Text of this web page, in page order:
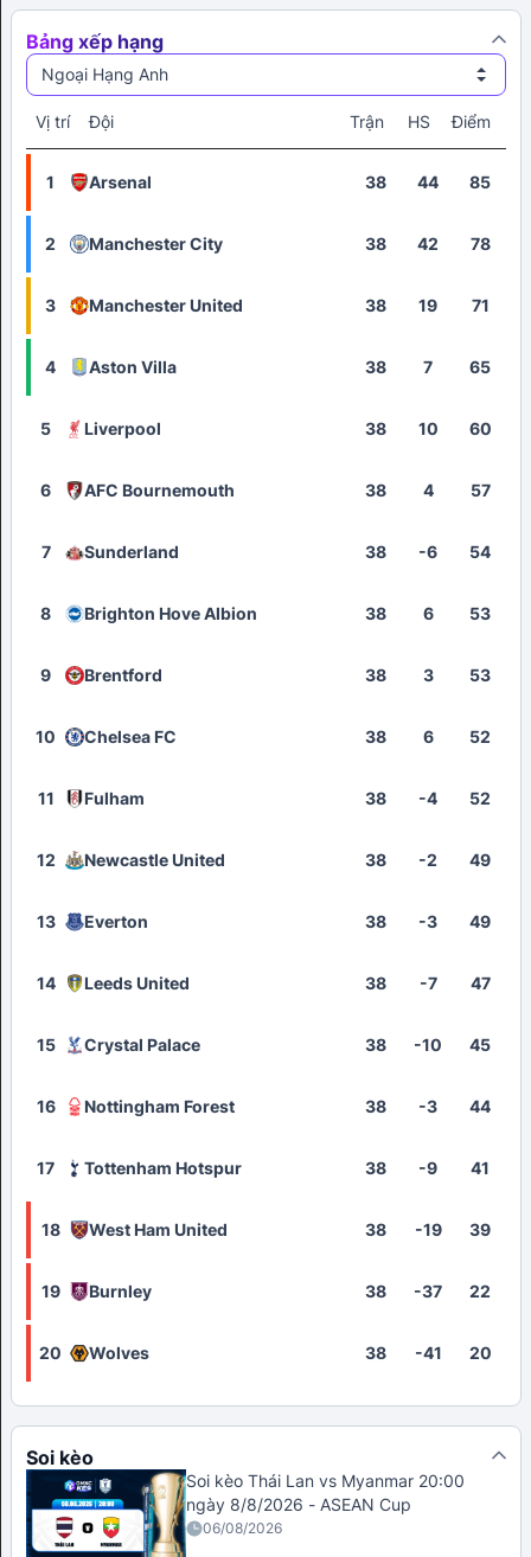
Bảng xếp hạng
Ngoại Hạng Anh
Vị trí Đội Trận HS Điểm
1 Arsenal 38 44 85
2 Manchester City 38 42 78
3 Manchester United 38 19 71
4 Aston Villa 38 7 65
5 Liverpool 38 10 60
6 AFC Bournemouth 38 4 57
7 Sunderland 38 -6 54
8 Brighton Hove Albion 38 6 53
9 Brentford 38 3 53
10 Chelsea FC 38 6 52
11 Fulham 38 -4 52
12 Newcastle United 38 -2 49
13 Everton 38 -3 49
14 Leeds United 38 -7 47
15 Crystal Palace 38 -10 45
16 Nottingham Forest 38 -3 44
17 Tottenham Hotspur 38 -9 41
18 West Ham United 38 -19 39
19 Burnley 38 -37 22
20 Wolves 38 -41 20
Soi kèo
Soi kèo Thái Lan vs Myanmar 20:00
ngày 8/8/2026 - ASEAN Cup
06/08/2026